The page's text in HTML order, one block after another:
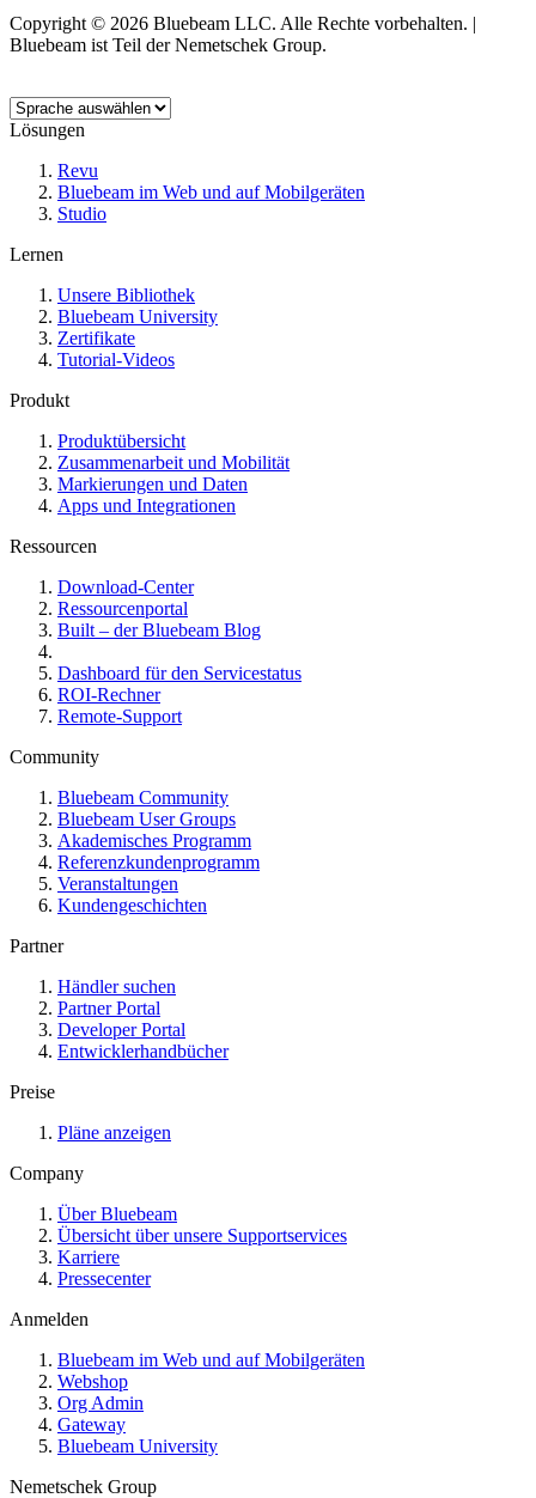
Copyright © 2026 Bluebeam LLC. Alle Rechte vorbehalten. |
Bluebeam ist Teil der Nemetschek Group.
Lösungen
Revu
Bluebeam im Web und auf Mobilgeräten
Studio
Lernen
Unsere Bibliothek
Bluebeam University
Zertifikate
Tutorial-Videos
Produkt
Produktübersicht
Zusammenarbeit und Mobilität
Markierungen und Daten
Apps und Integrationen
Ressourcen
Download-Center
Ressourcenportal
Built – der Bluebeam Blog
Dashboard für den Servicestatus
ROI-Rechner
Remote-Support
Community
Bluebeam Community
Bluebeam User Groups
Akademisches Programm
Referenzkundenprogramm
Veranstaltungen
Kundengeschichten
Partner
Händler suchen
Partner Portal
Developer Portal
Entwicklerhandbücher
Preise
Pläne anzeigen
Company
Über Bluebeam
Übersicht über unsere Supportservices
Karriere
Pressecenter
Anmelden
Bluebeam im Web und auf Mobilgeräten
Webshop
Org Admin
Gateway
Bluebeam University
Nemetschek Group